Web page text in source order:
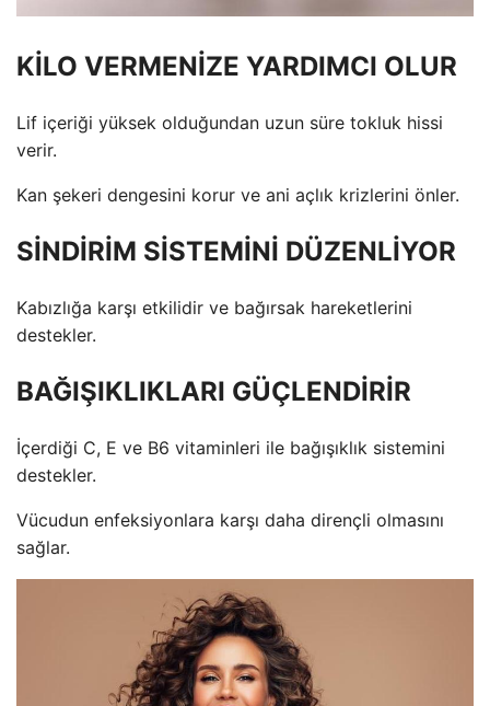
KİLO VERMENİZE YARDIMCI OLUR
Lif içeriği yüksek olduğundan uzun süre tokluk hissi
verir.
Kan şekeri dengesini korur ve ani açlık krizlerini önler.
SİNDİRİM SİSTEMİNİ DÜZENLİYOR
Kabızlığa karşı etkilidir ve bağırsak hareketlerini
destekler.
BAĞIŞIKLIKLARI GÜÇLENDİRİR
İçerdiği C, E ve B6 vitaminleri ile bağışıklık sistemini
destekler.
Vücudun enfeksiyonlara karşı daha dirençli olmasını
sağlar.